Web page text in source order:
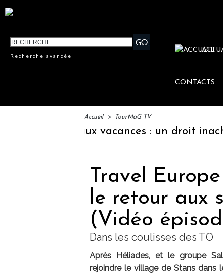
Recherche avancée
CONTACTS
Accueil > TourMaG TV
aux vacances : un droit inachevé
Travel
le retour aux
(Vidéo
Dans les coulisses des TO
Après Héliades, et le groupe
rejoindre le village de Stans dans